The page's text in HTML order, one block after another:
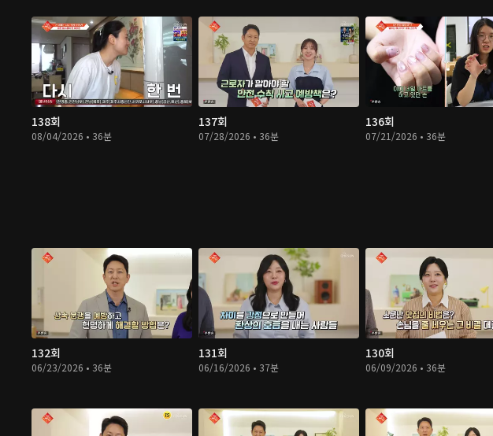
138회
08/04/2026 • 36분
137회
07/28/2026 • 36분
136회
07/21/2026 • 36분
132회
06/23/2026 • 36분
131회
06/16/2026 • 37분
130회
06/09/2026 • 36분